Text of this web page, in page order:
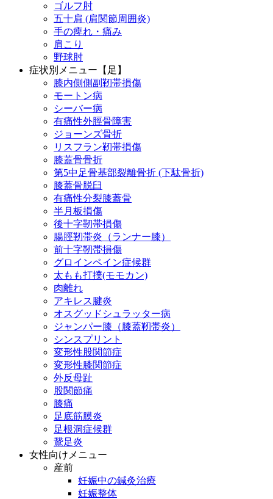
ゴルフ肘
五十肩 (肩関節周囲炎)
手の痺れ・痛み
肩こり
野球肘
症状別メニュー【足】
膝内側側副靭帯損傷
モートン病
シーバー病
有痛性外脛骨障害
ジョーンズ骨折
リスフラン靭帯損傷
膝蓋骨骨折
第5中足骨基部裂離骨折 (下駄骨折)
膝蓋骨脱臼
有痛性分裂膝蓋骨
半月板損傷
後十字靭帯損傷
腸脛靭帯炎（ランナー膝）
前十字靭帯損傷
グロインペイン症候群
太もも打撲(モモカン)
肉離れ
アキレス腱炎
オスグッドシュラッター病
ジャンパー膝（膝蓋靭帯炎）
シンスプリント
変形性股関節症
変形性膝関節症
外反母趾
股関節痛
膝痛
足底筋膜炎
足根洞症候群
鵞足炎
女性向けメニュー
産前
妊娠中の鍼灸治療
妊娠整体